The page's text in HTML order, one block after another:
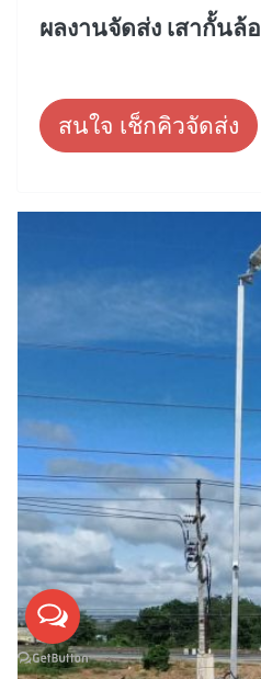
ผลงานจัดส่ง เสากั้นล้อ
สนใจ เช็กคิวจัดส่ง